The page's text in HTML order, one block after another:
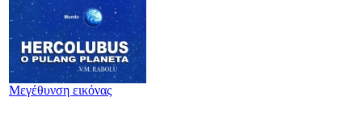
Μεγέθυνση εικόνας